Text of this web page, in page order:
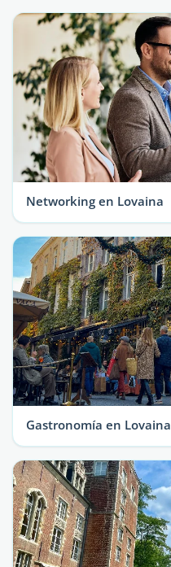
Networking en Lovaina
Gastronomía en Lovaina